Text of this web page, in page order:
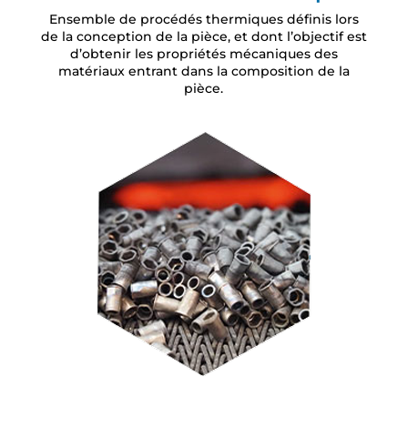
Ensemble de procédés thermiques définis lors
de la conception de la pièce, et dont l’objectif est
d’obtenir les propriétés mécaniques des
matériaux entrant dans la composition de la
pièce.